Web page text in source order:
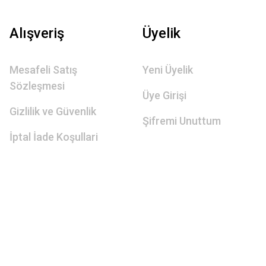
Alışveriş
Mesafeli Satış
Sözleşmesi
Gizlilik ve Güvenlik
İptal İade Koşullari
Üyelik
Yeni Üyelik
Üye Girişi
Şifremi Unuttum